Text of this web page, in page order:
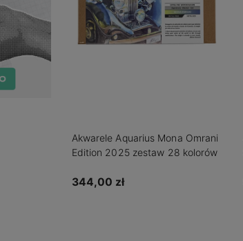
Akwarele Aquarius Mona Omrani
Edition 2025 zestaw 28 kolorów
344,00 zł